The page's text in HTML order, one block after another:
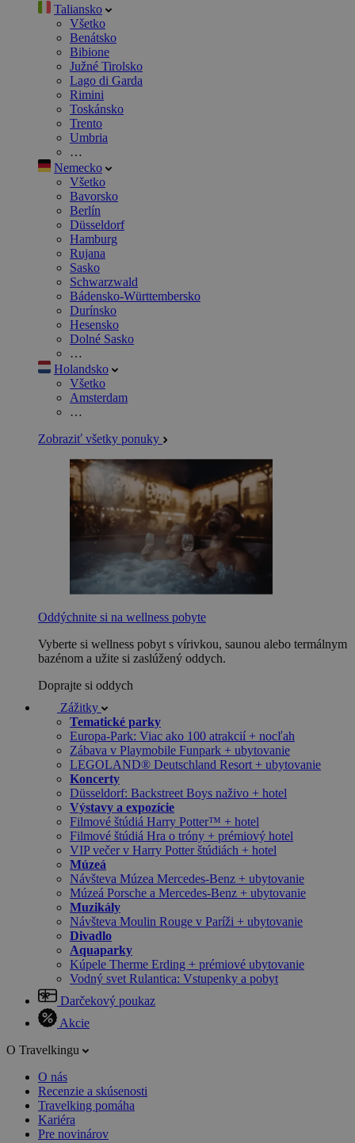
Taliansko
Všetko
Benátsko
Bibione
Južné Tirolsko
Lago di Garda
Rimini
Toskánsko
Trento
Umbria
…
Nemecko
Všetko
Bavorsko
Berlín
Düsseldorf
Hamburg
Rujana
Sasko
Schwarzwald
Bádensko-Württembersko
Durínsko
Hesensko
Dolné Sasko
…
Holandsko
Všetko
Amsterdam
…
Zobraziť všetky ponuky
Oddýchnite si na wellness pobyte
Vyberte si wellness pobyt s vírivkou, saunou alebo termálnym
bazénom a užite si zaslúžený oddych.
Doprajte si oddych
Zážitky
Tematické parky
Europa-Park: Viac ako 100 atrakcií + nocľah
Zábava v Playmobile Funpark + ubytovanie
LEGOLAND® Deutschland Resort + ubytovanie
Koncerty
Düsseldorf: Backstreet Boys naživo + hotel
Výstavy a expozície
Filmové štúdiá Harry Potter™ + hotel
Filmové štúdiá Hra o tróny + prémiový hotel
VIP večer v Harry Potter štúdiách + hotel
Múzeá
Návšteva Múzea Mercedes-Benz + ubytovanie
Múzeá Porsche a Mercedes-Benz + ubytovanie
Muzikály
Návšteva Moulin Rouge v Paríži + ubytovanie
Divadlo
Aquaparky
Kúpele Therme Erding + prémiové ubytovanie
Vodný svet Rulantica: Vstupenky a pobyt
Darčekový poukaz
Akcie
O Travelkingu
O nás
Recenzie a skúsenosti
Travelking pomáha
Kariéra
Pre novinárov